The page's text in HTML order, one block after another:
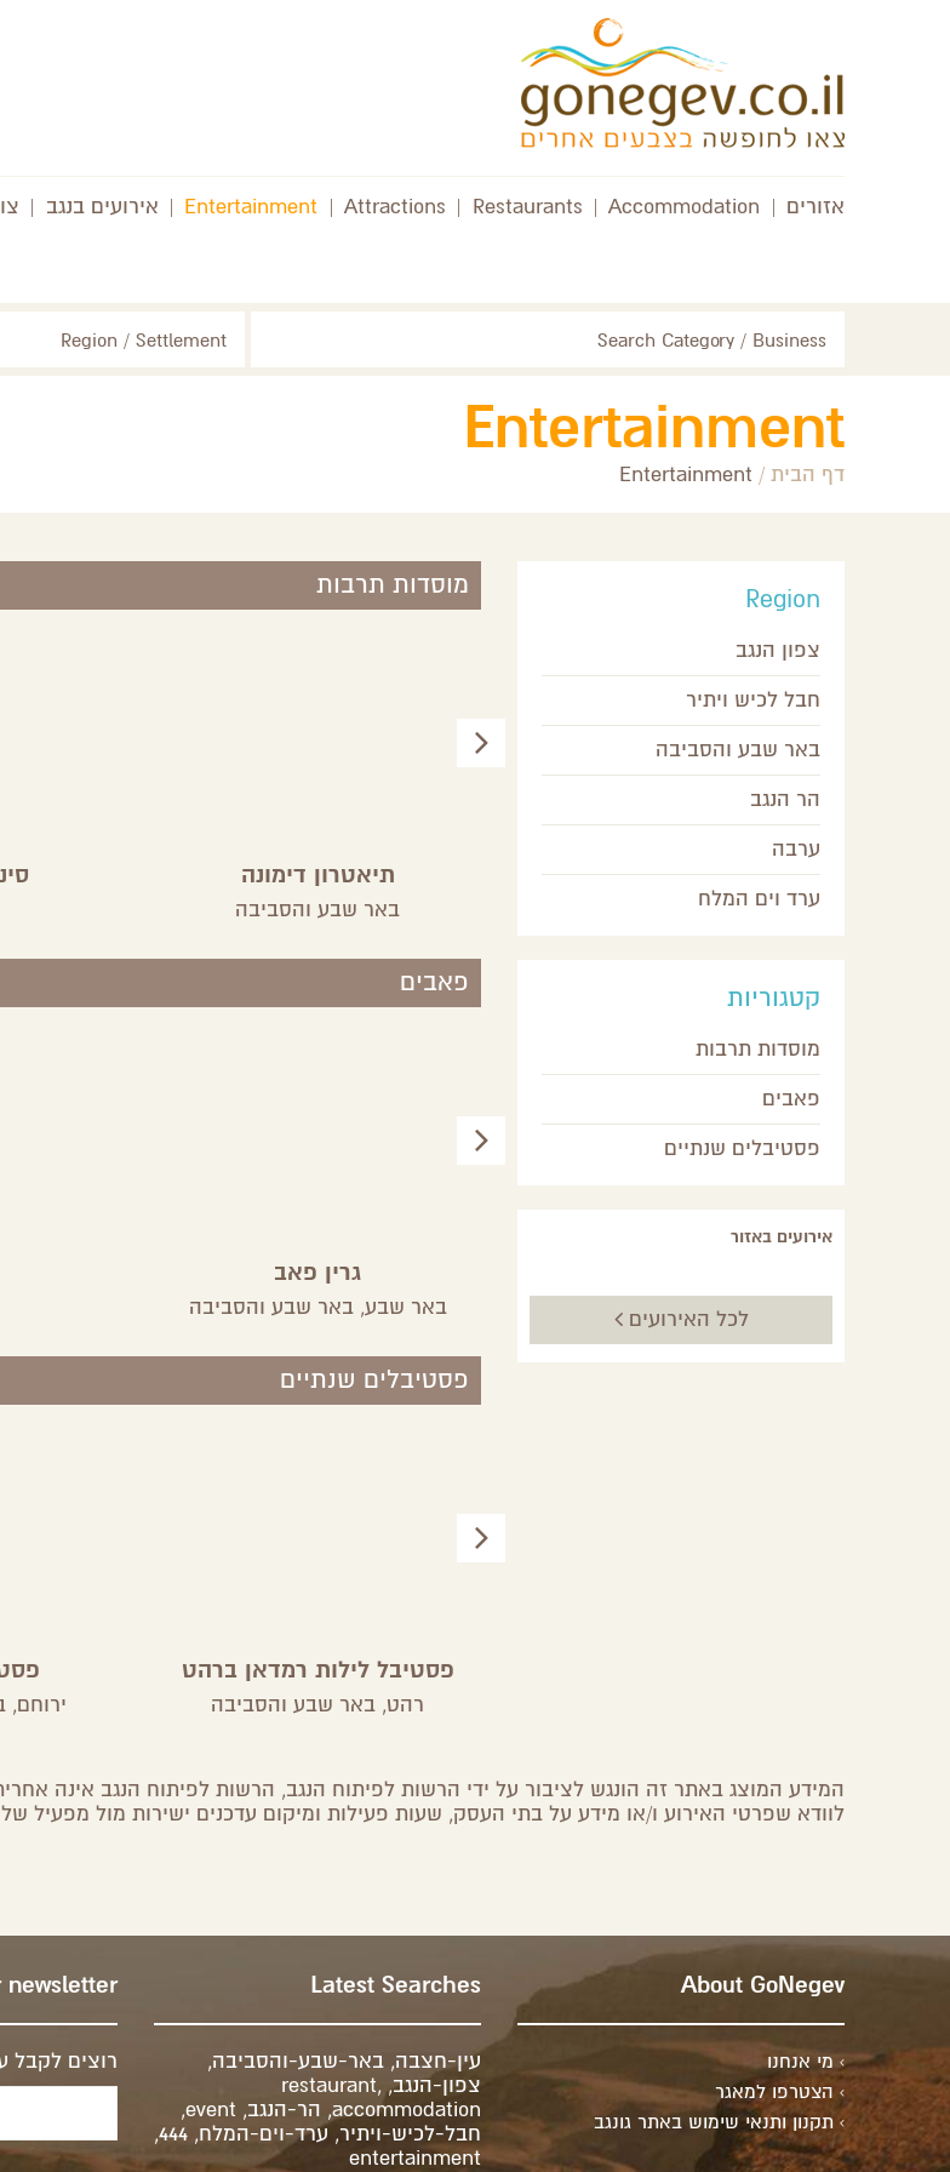
אזורים |
Accommodation
|
Restaurants
|
Attractions
|
Entertainment
| אירועים בנגב |
Search Category / Business
Region / Settlement
Entertainment
דף הבית /
Entertainment
מוסדות תרבות
תיאטרון הפרינג'
באר שבע והסביבה
תיאטרון דימונה
באר שבע והסביבה
פאבים
מצפה רמון, הר הנגב
גרין פאב
באר שבע,באר שבע והסביבה
פסטיבלים שנתיים
פסטיבל לילות רמדאן ברהט
רהט, באר שבע והסביבה ירוחם,
Region
צפון הנגב
חבל לכיש ויתיר
באר שבע והסביבה
הר הנגב
ערבה
ערד וים המלח
קטגוריות
מוסדות תרבות
פאבים
פסטיבלים שנתיים
אירועים באזור
לכל האירועים
המידע המוצג באתר זה הונגש לציבור על ידי הרשות לפיתוח הנגב, הרשות לפיתוח הנגב אינה
לוודא שפרטי האירוע ו/או מידע על בתי העסק, שעות פעילות ומיקום עדכנים ישירות מול מפעיל
About GoNegev
מי אנחנו
הצטרפו למאגר
תקנון ותנאי שימוש באתר גונגב
Latest Searches
עין-חצבה, באר-שבע-והסביבה,
צפון-הנגב,
restaurant,
accommodation
, הר-הנגב,
event
,
חבל-לכיש-ויתיר, ערד-וים-המלח,
444
,
entertainment
newsletter
רוצים לקבל